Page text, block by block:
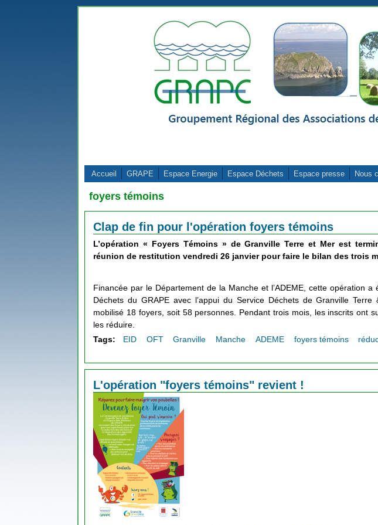
Accueil GRAPE Espace Energie Espace Déchets Espace presse Nous
foyers témoins
Clap de fin pour l'opération foyers témoins
L’opération « Foyers Témoins »deGranville Terre et Merest
réunion de restitution vendredi 26 janvier pour faire le bilan des trois
Financée par le Département de la Manche et l’ADEME , cette opération a
Déchets du GRAPE avec l’appui du Service Déchets de Granville Terre
mobilisé 18 foyers, soit 58 personnes. Pendant trois mois, les inscrits ont
les réduire.
Tags:
EID OFT Granville Manche ADEME foyers témoins
L'opération "foyers témoins" revient !